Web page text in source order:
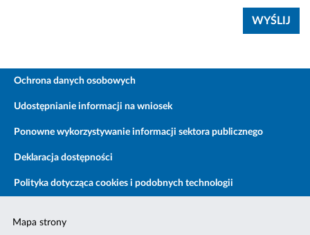
Ochrona danych osobowych
Udostępnianie informacji na wniosek
Ponowne wykorzystywanie informacji sektora publicznego
Deklaracja dostępności
Polityka dotycząca cookies i podobnych technologii
Mapa strony